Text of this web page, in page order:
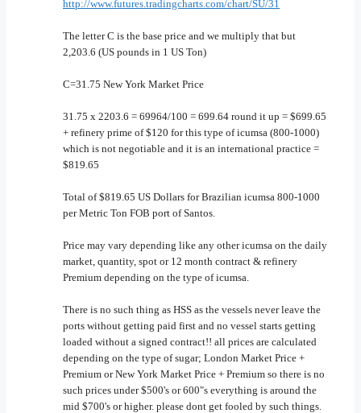
http://www.futures.tradingcharts.com/chart/SU/31
The letter C is the base price and we multiply that but
2,203.6 (US pounds in 1 US Ton)
C=31.75 New York Market Price
31.75 x 2203.6 = 69964/100 = 699.64 round it up = $699.65
+ refinery prime of $120 for this type of icumsa (800-1000)
which is not negotiable and it is an international practice =
$819.65
Total of $819.65 US Dollars for Brazilian icumsa 800-1000
per Metric Ton FOB port of Santos.
Price may vary depending like any other icumsa on the daily
market, quantity, spot or 12 month contract & refinery
Premium depending on the type of icumsa.
There is no such thing as HSS as the vessels never leave the
ports without getting paid first and no vessel starts getting
loaded without a signed contract!! all prices are calculated
depending on the type of sugar; London Market Price +
Premium or New York Market Price + Premium so there is no
such prices under $500's or 600"s everything is around the
mid $700's or higher. please dont get fooled by such things.